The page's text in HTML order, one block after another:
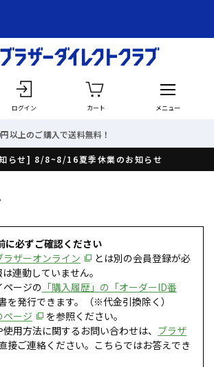
ログイン カート メニュー
入で送料無料！
らせ] 8/8~8/16夏季休業のお知らせ
必ずご確認ください
ラザーオンライン
とは別の会員登録が必
連動していません。
ージの 「購入履歴」の「オーダーID番
を発行できます。（※代金引換除く）
ページ
を参照ください。
用方法に関するお問い合わせは、 ブラザ
接ご連絡ください。こちらではお答えでき